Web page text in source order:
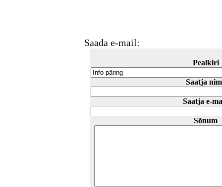
Saada e-mail:
Pealkiri
Saatja
Saatja e-
Sõnum